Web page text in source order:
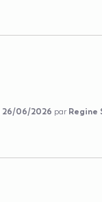
26/06/2026 par Regine